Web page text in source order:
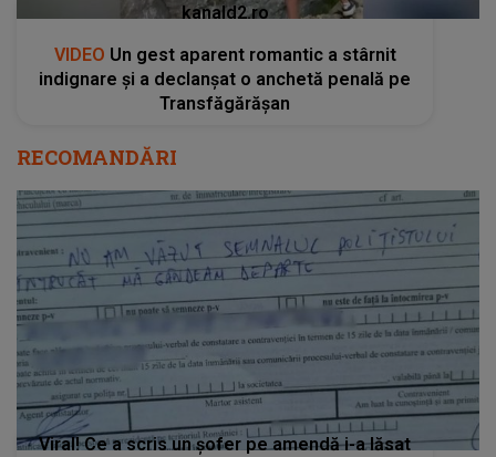
kanald2.ro
VIDEO Un gest aparent romantic a stârnit
indignare și a declanșat o anchetă penală pe
Transfăgărășan
RECOMANDĂRI
Viral! Ce a scris un șofer pe amendă i-a lăsat